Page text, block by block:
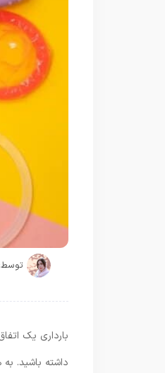
توسط:
بارداری یک
داشته باشید.